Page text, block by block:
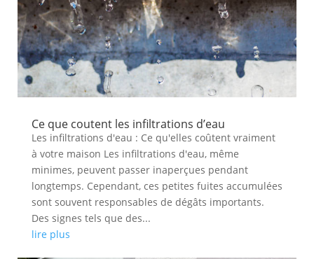
Ce que coutent les infiltrations d’eau
Les infiltrations d'eau : Ce qu'elles coûtent vraiment
à votre maison Les infiltrations d'eau, même
minimes, peuvent passer inaperçues pendant
longtemps. Cependant, ces petites fuites accumulées
sont souvent responsables de dégâts importants.
Des signes tels que des...
lire plus